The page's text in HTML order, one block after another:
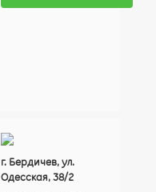
г. Бердичев, ул.
Одесская, 38/2